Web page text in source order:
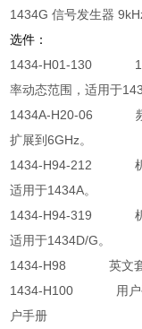
1434G 信号发生器
选件：
1434-H01-130
率动态范围，适用于
1434A-H20-06 频
扩展到6GHz。
1434-H94-212 机
适用于1434A。
1434-H94-319 机
适用于1434D/G。
1434-H98 英文
1434-H100 用户
户手册